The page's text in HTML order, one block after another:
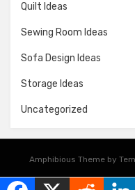
Quilt Ideas
Sewing Room Ideas
Sofa Design Ideas
Storage Ideas
Uncategorized
Amphibious Theme by